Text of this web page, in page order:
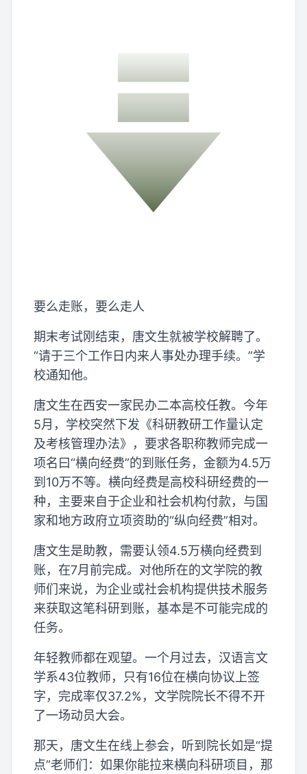
要么走账，要么走人
期末考试刚结束，唐文生就被学校解聘了。
“请于三个工作日内来人事处办理手续。”学
校通知他。
唐文生在西安一家民办二本高校任教。今年
5月，学校突然下发《科研教研工作量认定
及考核管理办法》，要求各职称教师完成一
项名曰“横向经费”的到账任务，金额为4.5万
到10万不等。横向经费是高校科研经费的一
种，主要来自于企业和社会机构付款，与国
家和地方政府立项资助的“纵向经费”相对。
唐文生是助教，需要认领4.5万横向经费到
账，在7月前完成。对他所在的文学院的教
师们来说，为企业或社会机构提供技术服务
来获取这笔科研到账，基本是不可能完成的
任务。
年轻教师都在观望。一个月过去，汉语言文
学系43位教师，只有16位在横向协议上签
字，完成率仅37.2%，文学院院长不得不开
了一场动员大会。
那天，唐文生在线上参会，听到院长如是“提
点”老师们：如果你能拉来横向科研项目，那